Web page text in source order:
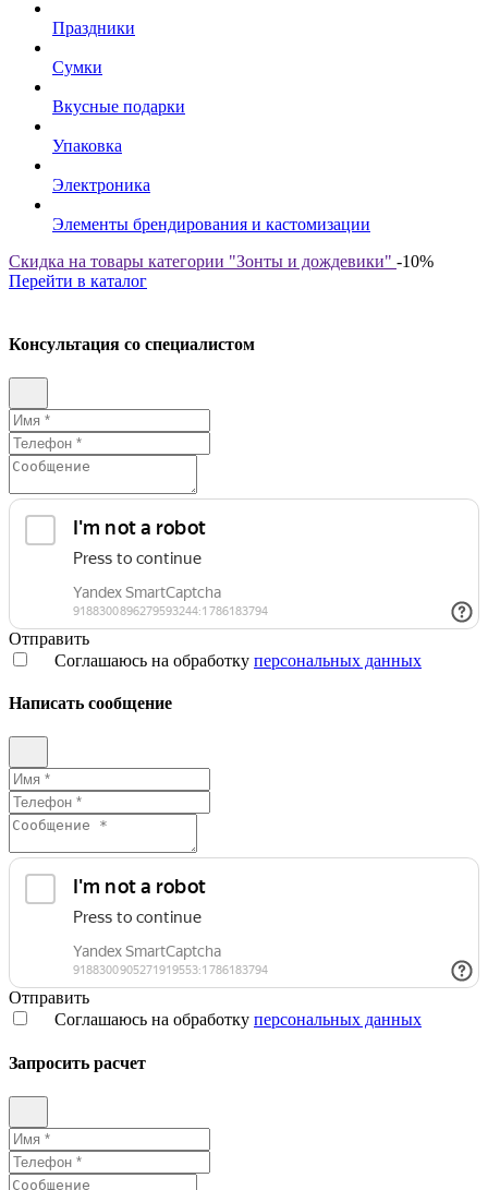
Праздники
Сумки
Вкусные подарки
Упаковка
Электроника
Элементы брендирования и кастомизации
Скидка на товары категории "Зонты и дождевики" -10%
Перейти в каталог
Консультация со специалистом
Отправить
Соглашаюсь на обработку персональных данных
Написать сообщение
Отправить
Соглашаюсь на обработку персональных данных
Запросить расчет